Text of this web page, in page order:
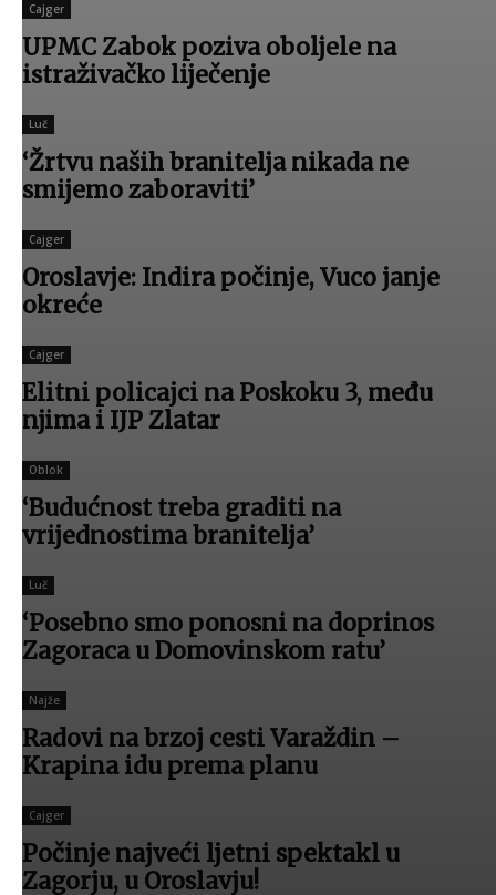
Photo: Screenshot/Alen Medić/Facebook
Cajger
UPMC Zabok poziva oboljele na
istraživačko liječenje
Luč
‘Žrtvu naših branitelja nikada ne
smijemo zaboraviti’
Cajger
Oroslavje: Indira počinje, Vuco janje
okreće
Cajger
Elitni policajci na Poskoku 3, među
njima i IJP Zlatar
Oblok
‘Budućnost treba graditi na
vrijednostima branitelja’
Luč
‘Posebno smo ponosni na doprinos
Zagoraca u Domovinskom ratu’
Najže
Radovi na brzoj cesti Varaždin –
Krapina idu prema planu
Cajger
Počinje najveći ljetni spektakl u
Zagorju, u Oroslavju!